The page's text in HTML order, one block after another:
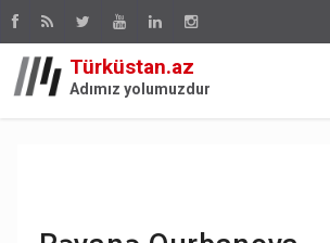
Türküstan.az
Adımız yolumuzdur